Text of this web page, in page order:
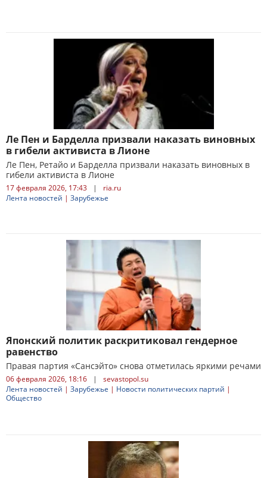
Ле Пен и Барделла призвали наказать виновных
в гибели активиста в Лионе
Ле Пен, Ретайо и Барделла призвали наказать виновных в
гибели активиста в Лионе
17 февраля 2026, 17:43 |
ria.ru
Лента новостей | Зарубежье
Японский политик раскритиковал гендерное
равенство
Правая партия «Сансэйто» снова отметилась яркими речами
06 февраля 2026, 18:16 |
sevastopol.su
Лента новостей | Зарубежье | Новости политических партий |
Общество